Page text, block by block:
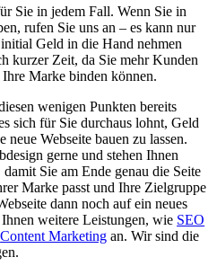
Sie in jedem Fall. Wenn Sie in
rufen Sie uns an – es kann nur
Geld in die Hand nehmen
kurzer Zeit, da Sie mehr Kunden
Marke binden können.
wenigen Punkten bereits
sich für Sie durchaus lohnt, Geld
Webseite bauen zu lassen.
gerne und stehen Ihnen
Sie am Ende genau die Seite
Marke passt und Ihre Zielgruppe
dann noch auf ein neues
weitere Leistungen, wie SEO
Content Marketing an. Wir sind die